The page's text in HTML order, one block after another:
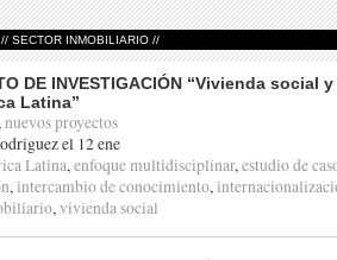
SECTOR INMOBILIARIO //
DE INVESTIGACIÓN “Vivienda social
Latina”
nuevos proyectos
el 12 ene
Latina,enfoque multidisciplinar,estudio de
, intercambio de conocimiento,
,vivienda social